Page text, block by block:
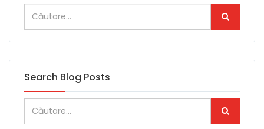
Search Blog Posts